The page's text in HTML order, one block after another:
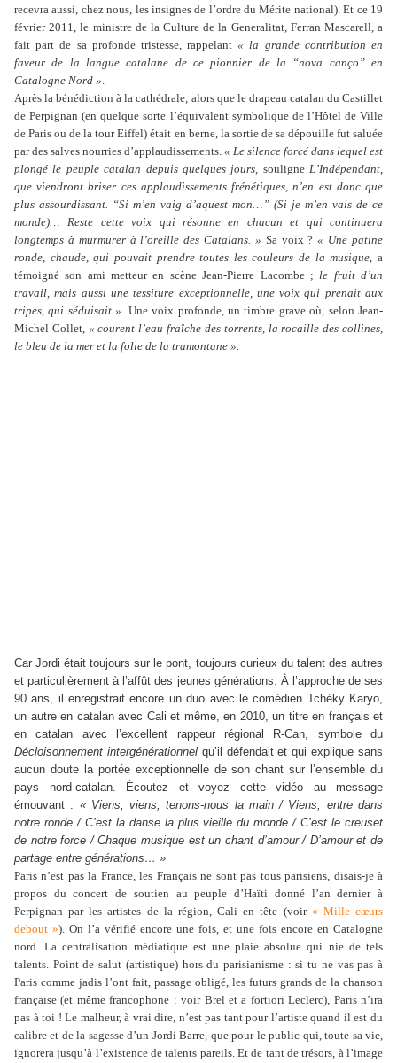
recevra aussi, chez nous, les insignes de l’ordre du Mérite national). Et ce 19
février 2011, le ministre de la Culture de la Generalitat, Ferran Mascarell, a
fait part de sa profonde tristesse, rappelant« la grande contribution en
faveur de la langue catalane de ce pionnier de la “nova canço” en
Catalogne Nord ».
Après la bénédiction à la cathédrale, alors que le drapeau catalan du Castillet
de Perpignan (en quelque sorte l’équivalent symbolique de l’Hôtel de Ville
de Paris ou de la tour Eiffel) était en berne, la sortie de sa dépouille fut saluée
par des salves nourries d’applaudissements. « Le silence forcé dans lequel est
plongé le peuple catalan depuis quelques jours, souligne L’Indépendant,
que viendront briser ces applaudissements frénétiques, n’en est donc que
plus assourdissant. “Si m’en vaig d’aquest mon…” (Si je m’en vais de ce
monde)… Reste cette voix qui résonne en chacun et qui continuera
longtemps à murmurer à l’oreille des Catalans. » Sa voix ?« Une patine
ronde, chaude, qui pouvait prendre toutes les couleurs de la musique, a
témoigné son ami metteur en scène Jean-Pierre Lacombe ;le fruit d’un
travail, mais aussi une tessiture exceptionnelle, une voix qui prenait aux
tripes, qui séduisait ». Une voix profonde, un timbre grave où, selon Jean-
Michel Collet, « courent l’eau fraîche des torrents, la rocaille des collines,
le bleu de la mer et la folie de la tramontane ».
Car Jordi était toujours sur le pont, toujours curieux du talent des autres
et particulièrement à l’affût des jeunes générations. À l’approche de ses
90 ans, il enregistrait encore un duo avec le comédien Tchéky Karyo,
un autre en catalan avec Cali et même, en 2010, un titre en français et
en catalan avec l’excellent rappeur régional R-Can, symbole du
Décloisonnement intergénérationnelqu’il défendait et qui explique sans
aucun doute la portée exceptionnelle de son chant sur l’ensemble du
pays nord-catalan. Écoutez et voyez cette vidéo au message
émouvant : « Viens, viens, tenons-nous la main / Viens, entre dans
notre ronde / C’est la danse la plus vieille du monde / C’est le creuset
de notre force / Chaque musique est un chant d’amour / D’amour et de
partage entre générations… »
Paris n’est pas la France, les Français ne sont pas tous parisiens, disais-je à
propos du concert de soutien au peuple d’Haïti donné l’an dernier à
Perpignan par les artistes de la région, Cali en tête (voir « Mille cœurs
debout »). On l’a vérifié encore une fois, et une fois encore en Catalogne
nord. La centralisation médiatique est une plaie absolue qui nie de tels
talents. Point de salut (artistique) hors du parisianisme : si tu ne vas pas à
Paris comme jadis l’ont fait, passage obligé, les futurs grands de la chanson
française (et même francophone : voir Brel et a fortiori Leclerc), Paris n’ira
pas à toi ! Le malheur, à vrai dire, n’est pas tant pour l’artiste quand il est du
calibre et de la sagesse d’un Jordi Barre, que pour le public qui, toute sa vie,
ignorera jusqu’à l’existence de talents pareils. Et de tant de trésors, à l’image